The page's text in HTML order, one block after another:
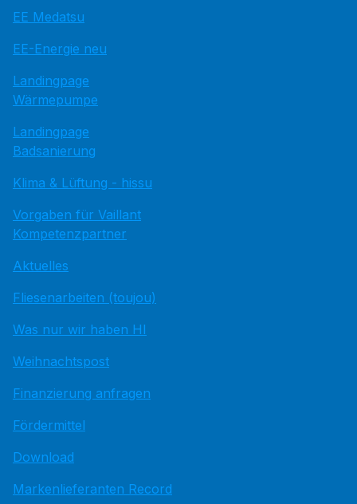
EE Medatsu
EE-Energie neu
Landingpage
Wärmepumpe
Landingpage
Badsanierung
Klima & Lüftung - hissu
Vorgaben für Vaillant
Kompetenzpartner
Aktuelles
Fliesenarbeiten (toujou)
Was nur wir haben HI
Weihnachtspost
Finanzierung anfragen
Fördermittel
Download
Markenlieferanten Record